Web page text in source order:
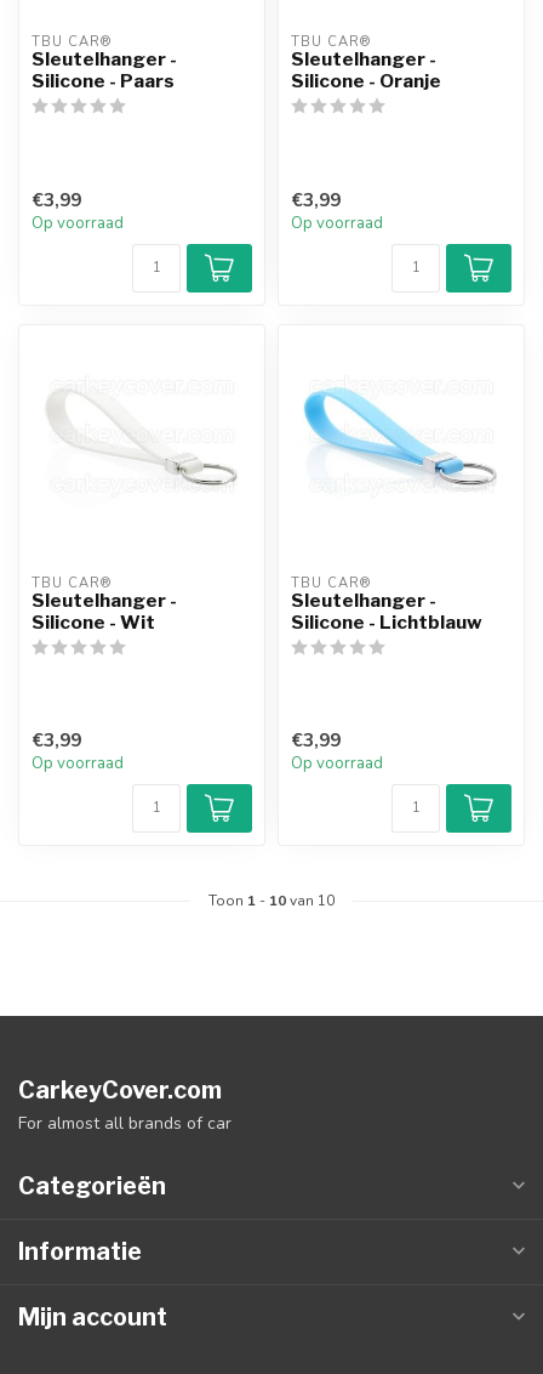
TBU CAR®
Sleutelhanger -
Silicone - Paars
€3,99
Op voorraad
TBU CAR®
Sleutelhanger -
Silicone - Oranje
€3,99
Op voorraad
TBU CAR®
Sleutelhanger -
Silicone - Wit
€3,99
Op voorraad
TBU CAR®
Sleutelhanger -
Silicone - Lichtblauw
€3,99
Op voorraad
Toon 1 - 10van 10
CarkeyCover.com
For almost all brands of car
Categorieën
Informatie
Mijn account